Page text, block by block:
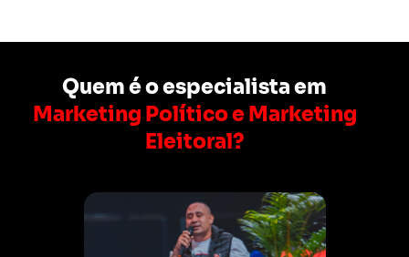
Quem é o especialista em
Marketing Político e Marketing
Eleitoral?